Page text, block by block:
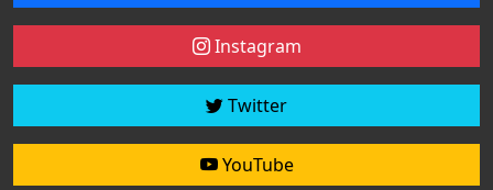
Instagram
Twitter
YouTube